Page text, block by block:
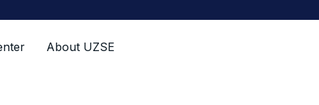
About UZSE